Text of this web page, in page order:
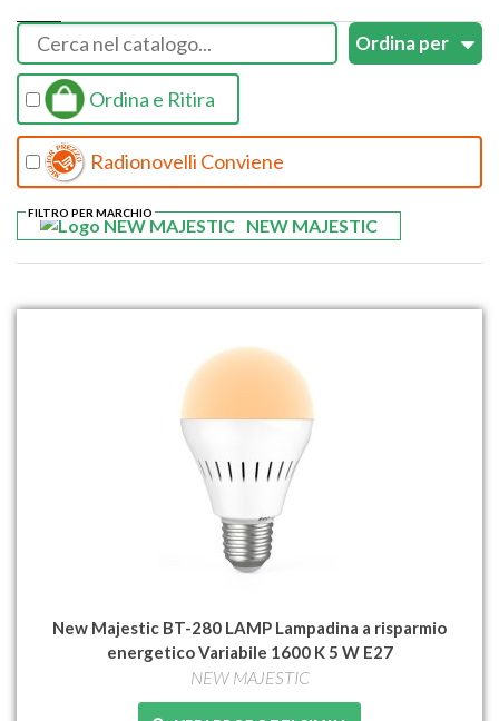
Ordina e Ritira
Radionovelli Conviene
NEW MAJESTIC
FILTRO PER MARCHIO
New Majestic BT-280 LAMP Lampadina a risparmio
energetico Variabile 1600 K 5 W E27
NEW MAJESTIC